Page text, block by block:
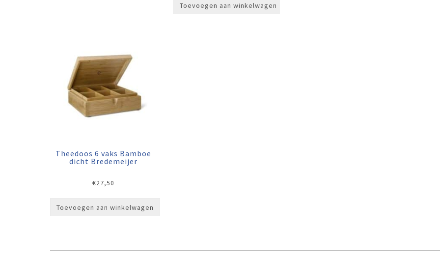
Toevoegen aan winkelwagen
Theedoos 6 vaks Bamboe
dicht Bredemeijer
€27,50
Toevoegen aan winkelwagen